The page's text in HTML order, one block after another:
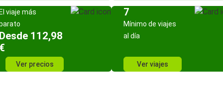
viaje más
112,98
Ver precios
7
Mínimo de viajes
al día
Ver viajes